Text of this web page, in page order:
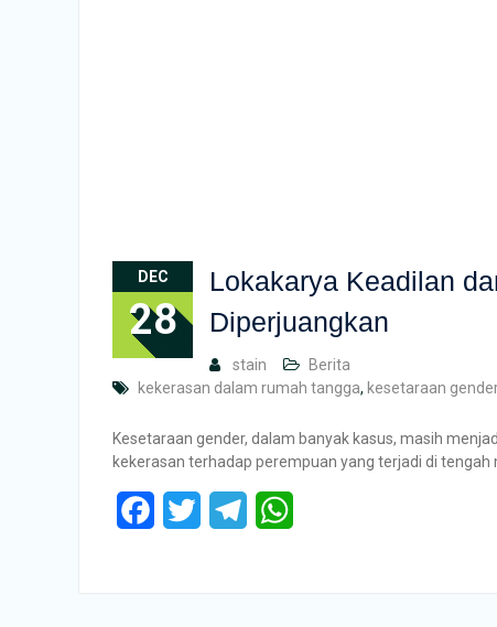
DEC
28
Lokakarya Keadilan
Diperjuangkan
stain
Berita
kekerasan dalam rumah tangga, kesetaraan gender
Kesetaraan gender, dalam banyak kasus, masih
kekerasan terhadap perempuan yang terjadi di
Facebook
Twitter Telegram